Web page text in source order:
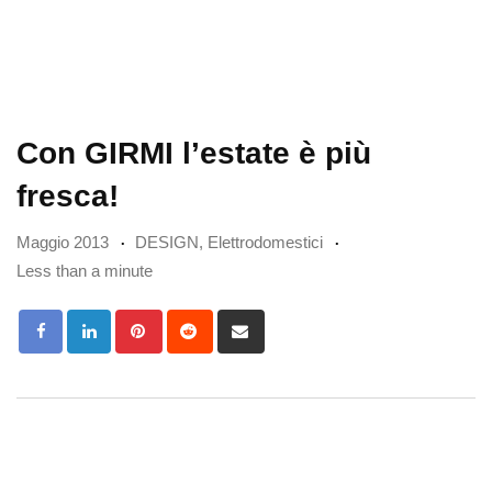
Con GIRMI l’estate è più
fresca!
Maggio 2013 DESIGN, Elettrodomestici
Less than a minute
PinterestReddit
via